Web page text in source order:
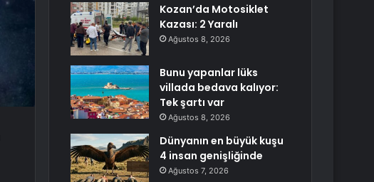
Kozan’da Motosiklet
Kazası: 2 Yaralı
Ağustos 8, 2026
Bunu yapanlar lüks
villada bedava kalıyor:
Tek şartı var
Ağustos 8, 2026
Dünyanın en büyük kuşu
4 insan genişliğinde
Ağustos 7, 2026